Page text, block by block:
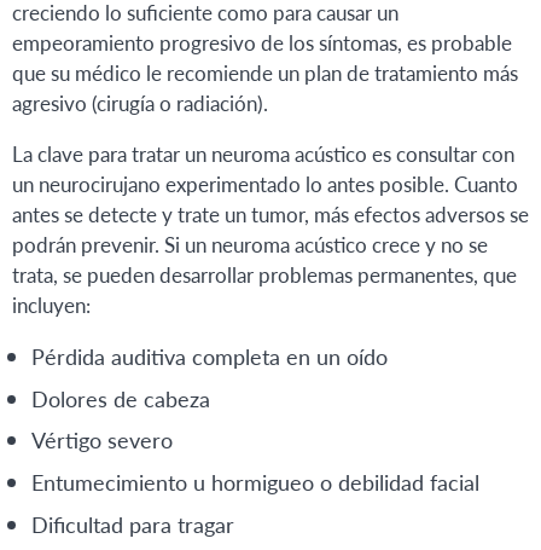
creciendo lo suficiente como para causar un
empeoramiento progresivo de los síntomas, es probable
que su médico le recomiende un plan de tratamiento más
agresivo (cirugía o radiación).
La clave para tratar un neuroma acústico es consultar con
un neurocirujano experimentado lo antes posible. Cuanto
antes se detecte y trate un tumor, más efectos adversos se
podrán prevenir. Si un neuroma acústico crece y no se
trata, se pueden desarrollar problemas permanentes, que
incluyen:
Pérdida auditiva completa en un oído
Dolores de cabeza
Vértigo severo
Entumecimiento u hormigueo o debilidad facial
Dificultad para tragar